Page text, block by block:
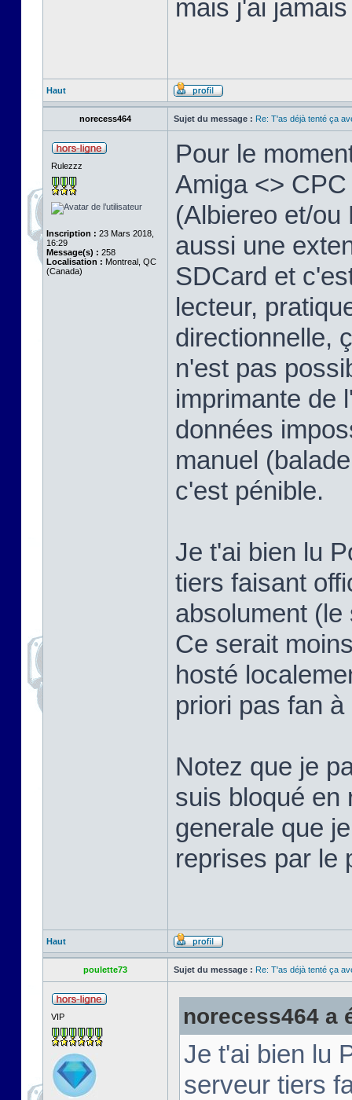
mais j'ai
Haut
norecess464 Sujet du message : Re: T'as déjà tenté ça
Rulezzz
Inscription : 23 Mars 2018,
16:29
Message(s) : 258
Localisation : Montreal, QC
(Canada)
Pour le
Amiga <>
(Albiereo et/ou
aussi une
SDCard et
lecteur,
directionnelle,
n'est pas
imprimante de
données
manuel
c'est pénible.
Je t'ai bien lu
tiers faisant
absolument
Ce serait
hosté
priori pas fan
Notez que je
suis bloqué en
generale que
reprises par le
Haut
poulette73 Sujet du message : Re: T'as déjà tenté ça
VIP norecess464 a
Je t'ai bien lu
serveur tiers